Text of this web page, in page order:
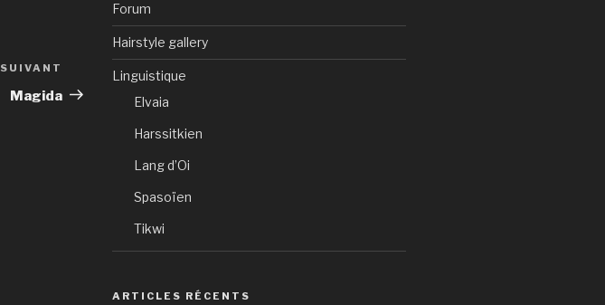
Article
suivant
SUIVANT
Magida
Forum
Hairstyle gallery
Linguistique
Elvaia
Harssitkien
Lang d’Oi
Spasoïen
Tikwi
ARTICLES RÉCENTS